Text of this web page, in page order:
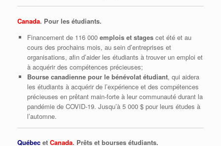
Canada. Pour les étudiants.
Financement de 116 000 emplois et stagescet été et au
cours des prochains mois, au sein d’entreprises et
organisations, afin d’aider les étudiants à trouver un emploi et
à acquérir des compétences précieuses;
Bourse canadienne pour le bénévolat étudiant, qui aidera
les étudiants à acquérir de l’expérience et des compétences
précieuses en prêtant main‑forte à leur communauté durant la
pandémie de COVID‑19. Jusqu’à 5 000 $ pour leurs études à
l’automne.
Québec et Canada. Prêts et bourses étudiants.